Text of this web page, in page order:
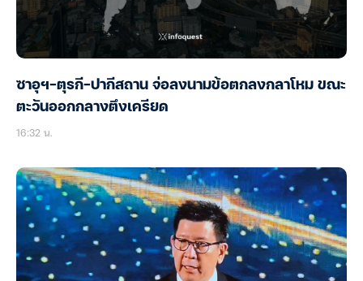
ซาอุฯ-ตุรกี-ปากีสถาน จ่อลงนามข้อตกลงกลาโหม ขณะ
ตะวันออกกลางตึงเครียด
16:32 น.